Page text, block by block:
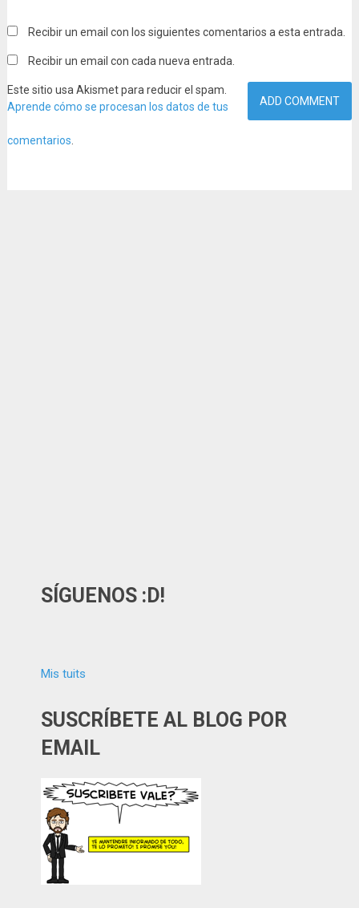
Recibir un email con los siguientes comentarios a esta entrada.
Recibir un email con cada nueva entrada.
Este sitio usa Akismet para reducir el spam.
Aprende cómo se procesan los datos de tus
comentarios
SÍGUENOS :D!
Mis tuits
SUSCRÍBETE AL BLOG POR
EMAIL